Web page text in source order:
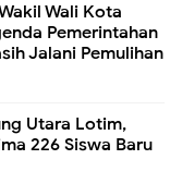
Wali Kota
Pemerintahan
Jalani Pemulihan
Utara Lotim,
226 Siswa Baru